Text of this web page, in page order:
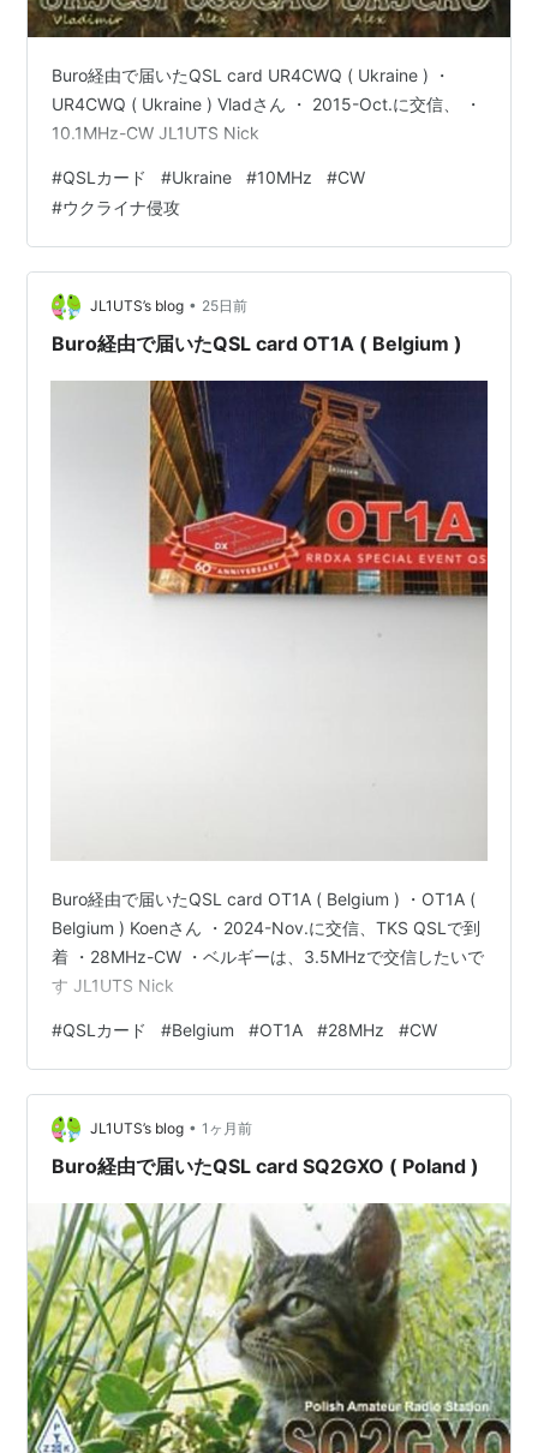
Buro経由で届いたQSL card UR4CWQ ( Ukraine ) ・
UR4CWQ ( Ukraine ) Vladさん ・ 2015-Oct.に交信、 ・
10.1MHz-CW JL1UTS Nick
#QSLカード #Ukraine #10MHz #CW
#ウクライナ侵攻
JL1UTS’s blog • 25日前
Buro経由で届いたQSL card OT1A ( Belgium )
Buro経由で届いたQSL card OT1A ( Belgium ) ・OT1A (
Belgium ) Koenさん ・2024-Nov.に交信、TKS QSLで到
着 ・28MHz-CW ・ベルギーは、3.5MHzで交信したいで
す JL1UTS Nick
#QSLカード #Belgium #OT1A #28MHz #CW
JL1UTS’s blog • 1ヶ月前
Buro経由で届いたQSL card SQ2GXO ( Poland )